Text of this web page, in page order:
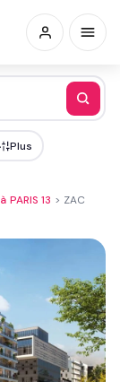
Plus
13 > ZAC